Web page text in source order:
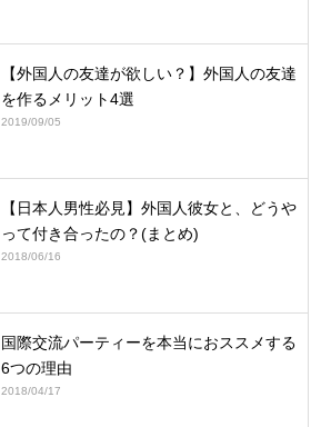
【外国人の友達が欲しい？】外国人の友達
を作るメリット4選
2019/09/05
【日本人男性必見】外国人彼女と、どうや
って付き合ったの？(まとめ)
2018/06/16
国際交流パーティーを本当におススメする
6つの理由
2018/04/17